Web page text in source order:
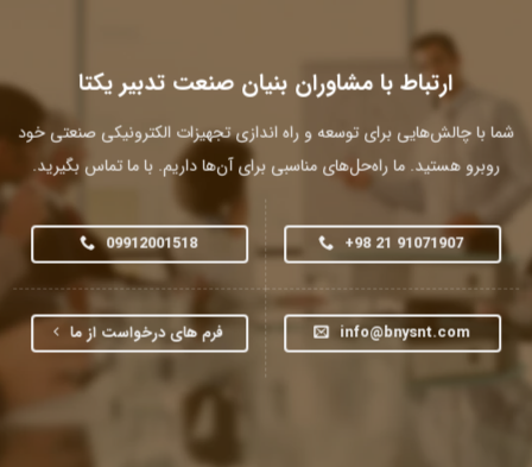
ارتباط با مشاوران بنیان صنعت تدبیر یکتا
شما با چالش‌هایی برای توسعه و راه اندازی تجهیزات الکترونیکی صنعتی خود
روبرو هستید. ما راه‌حل‌های مناسبی برای آن‌ها داریم. با ما تماس بگیرید.
+98 21 91071907
09912001518
info@bnysnt.com فرم های درخواست از ما